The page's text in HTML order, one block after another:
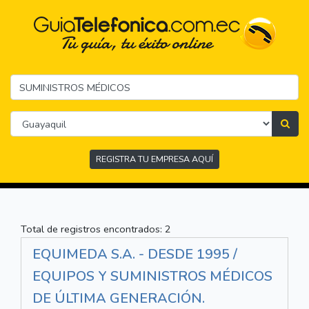
REGISTRA TU EMPRESA AQUÍ
Total de registros encontrados: 2
EQUIMEDA S.A. - DESDE 1995 /
EQUIPOS Y SUMINISTROS MÉDICOS
DE ÚLTIMA GENERACIÓN.